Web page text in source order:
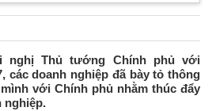
nghị Thủ tướng Chính phủ với
các doanh nghiệp đã bày tỏ thông
với Chính phủ nhằm thúc đẩy
nghiệp.